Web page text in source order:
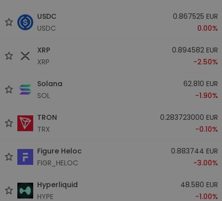
USDC
USDC
0.867525 EUR
0.00%
XRP
XRP
0.894582 EUR
-2.50%
Solana
SOL
62.810 EUR
-1.90%
TRON
TRX
0.283723000 EUR
-0.10%
Figure Heloc
FIGR_HELOC
0.883744 EUR
-3.00%
Hyperliquid
HYPE
48.580 EUR
-1.00%